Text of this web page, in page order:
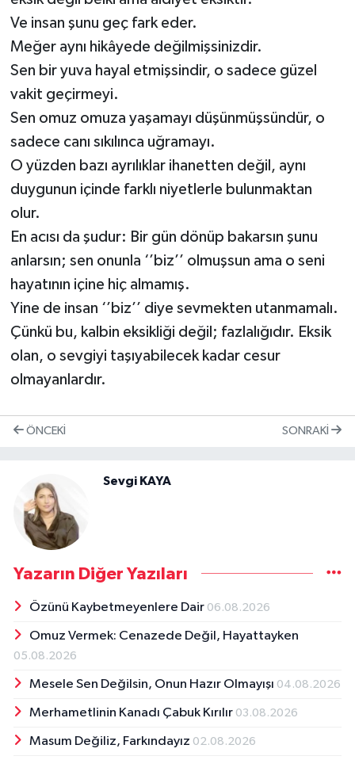
Ve insan şunu geç fark eder.
Meğer aynı hikâyede değilmişsinizdir.
Sen bir yuva hayal etmişsindir, o sadece güzel
vakit geçirmeyi.
Sen omuz omuza yaşamayı düşünmüşsündür, o
sadece canı sıkılınca uğramayı.
O yüzden bazı ayrılıklar ihanetten değil, aynı
duygunun içinde farklı niyetlerle bulunmaktan
olur.
En acısı da şudur: Bir gün dönüp bakarsın şunu
anlarsın; sen onunla ‘’biz’’ olmuşsun ama o seni
hayatının içine hiç almamış.
Yine de insan ‘’biz’’ diye sevmekten utanmamalı.
Çünkü bu, kalbin eksikliği değil; fazlalığıdır. Eksik
olan, o sevgiyi taşıyabilecek kadar cesur
olmayanlardır.
ÖNCEKI SONRAKI
Sevgi KAYA
Yazarın Diğer Yazıları
Özünü Kaybetmeyenlere Dair 06.08.2026
Omuz Vermek: Cenazede Değil, Hayattayken
05.08.2026
Mesele Sen Değilsin, Onun Hazır Olmayışı 04.08.2026
Merhametlinin Kanadı Çabuk Kırılır 03.08.2026
Masum Değiliz, Farkındayız 02.08.2026